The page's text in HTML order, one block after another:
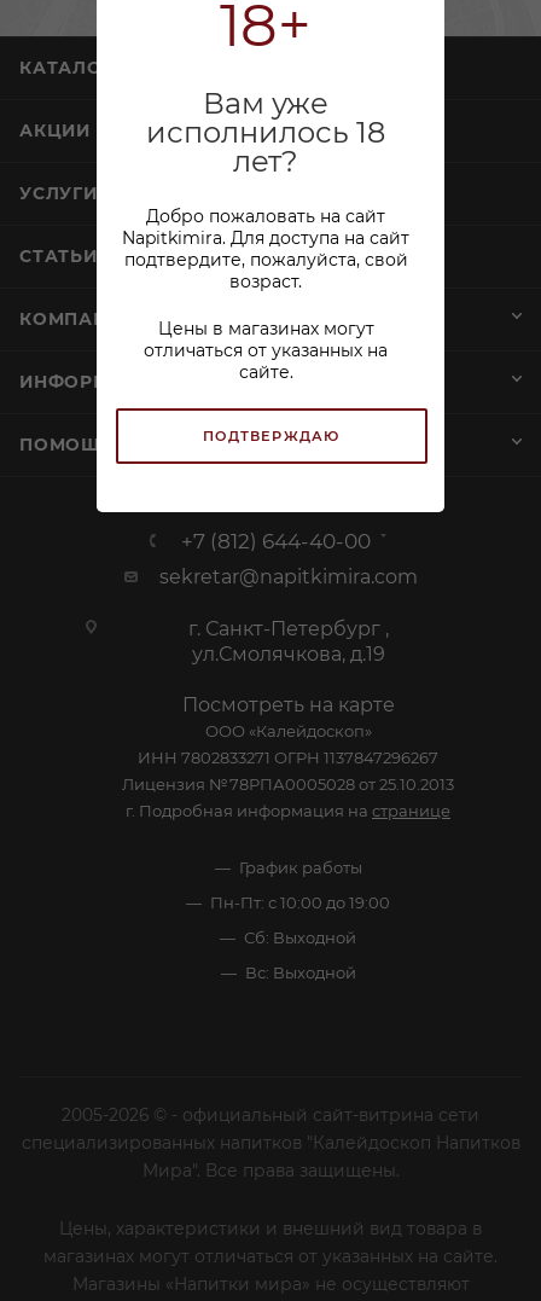
18+
Вам уже
исполнилось 18
лет?
Добро пожаловать на сайт
Napitkimira. Для доступа на сайт
подтвердите, пожалуйста, свой
возраст.
Цены в магазинах могут
отличаться от указанных на
сайте.
ПОДТВЕРЖДАЮ
КАТАЛОГ
АКЦИИ
УСЛУГИ
СТАТЬИ
КОМПАНИЯ
ИНФОРМАЦИЯ
ПОМОЩЬ И СЕРВИСЫ
+7 (812) 644-40-00
sekretar@napitkimira.com
г. Санкт-Петербург ,
ул.Смолячкова, д.19
Посмотреть на карте
ООО «Калейдоскоп»
ИНН 7802833271 ОГРН 1137847296267
Лицензия №78РПА0005028 от 25.10.2013
г. Подробная информация на странице
График работы
Пн-Пт: с 10:00 до 19:00
Сб: Выходной
Вс: Выходной
2005-2026 © - официальный сайт-витрина сети
специализированных напитков "Калейдоскоп Напитков
Мира". Все права защищены.
Цены, характеристики и внешний вид товара в
магазинах могут отличаться от указанных на сайте.
Магазины «Напитки мира» не осуществляют